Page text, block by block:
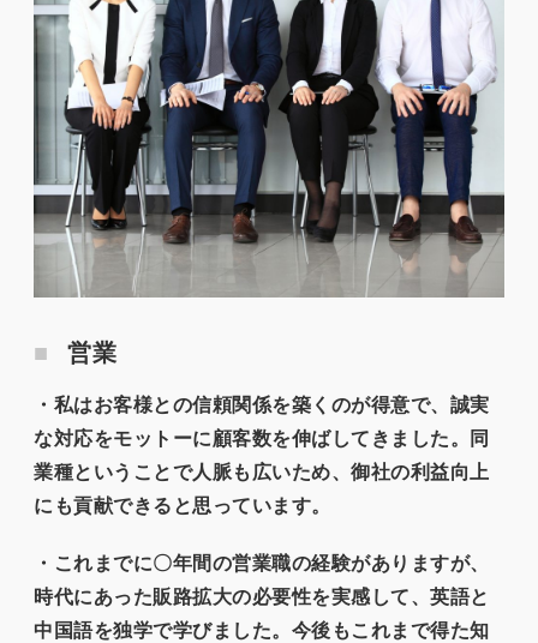
営業
・私はお客様との信頼関係を築くのが得意で、誠実
な対応をモットーに顧客数を伸ばしてきました。同
業種ということで人脈も広いため、御社の利益向上
にも貢献できると思っています。
・これまでに〇年間の営業職の経験がありますが、
時代にあった販路拡大の必要性を実感して、英語と
中国語を独学で学びました。今後もこれまで得た知